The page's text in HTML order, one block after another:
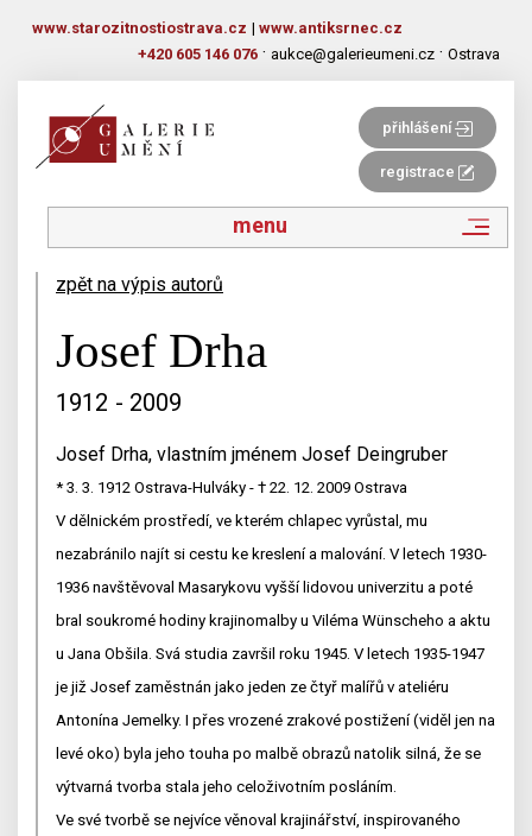
www.starozitnostiostrava.cz | www.antiksrnec.cz
+420 605 146 076 · aukce@galerieumeni.cz · Ostrava
přihlášení
registrace
menu
zpět na výpis autorů
Josef Drha
1912 - 2009
Josef Drha, vlastním jménem Josef Deingruber
* 3. 3. 1912 Ostrava-Hulváky - † 22. 12. 2009 Ostrava
V dělnickém prostředí, ve kterém chlapec vyrůstal, mu
nezabránilo najít si cestu ke kreslení a malování. V letech 1930-
1936 navštěvoval Masarykovu vyšší lidovou univerzitu a poté
bral soukromé hodiny krajinomalby u Viléma Wünscheho a aktu
u Jana Obšila. Svá studia završil roku 1945. V letech 1935-1947
je již Josef zaměstnán jako jeden ze čtyř malířů v ateliéru
Antonína Jemelky. I přes vrozené zrakové postižení (viděl jen na
levé oko) byla jeho touha po malbě obrazů natolik silná, že se
výtvarná tvorba stala jeho celoživotním posláním.
Ve své tvorbě se nejvíce věnoval krajinářství, inspirovaného